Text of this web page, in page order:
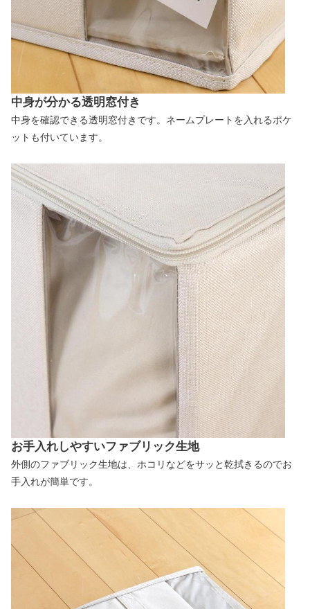
中身が分かる透明窓付き
中身を確認できる透明窓付きです。ネームプレートを入れるポケ
ットも付いています。
お手入れしやすいファブリック生地
外側のファブリック生地は、ホコリなどをサッと乾拭きるのでお
手入れが簡単です。